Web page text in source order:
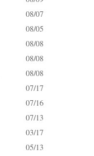
08/07
08/05
08/08
08/08
08/08
07/17
07/16
07/13
03/17
05/13